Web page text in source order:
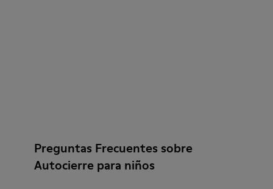
Preguntas Frecuentes sobre
Autocierre para niños